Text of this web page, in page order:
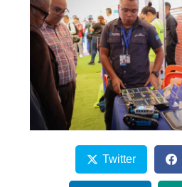
Twitter